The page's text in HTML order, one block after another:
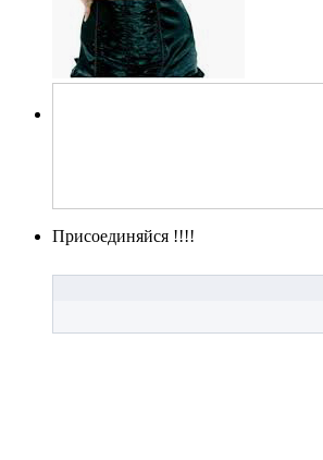
Присоединяйся !!!!